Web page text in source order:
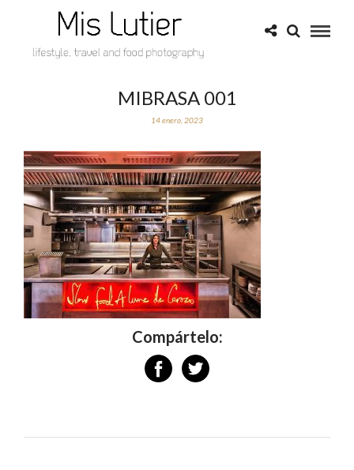
MIBRASA 001
14 enero, 2023
Compártelo: